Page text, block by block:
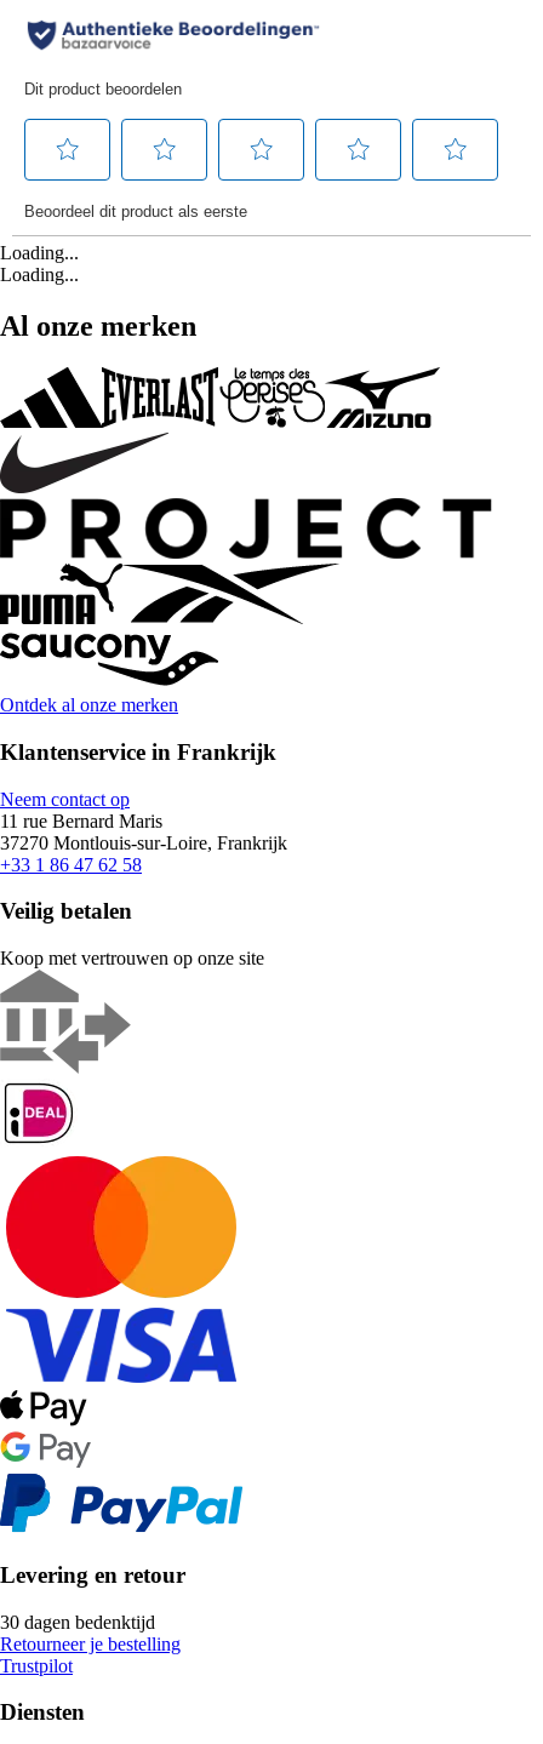
Loading...
Loading...
Al onze merken
Ontdek al onze merken
Klantenservice in Frankrijk
Neem contact op
11 rue Bernard Maris
37270 Montlouis-sur-Loire, Frankrijk
+33 1 86 47 62 58
Veilig betalen
Koop met vertrouwen op onze site
Levering en retour
30 dagen bedenktijd
Retourneer je bestelling
Trustpilot
Diensten